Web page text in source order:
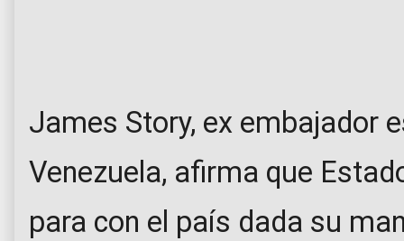
James Story, ex embajador
Venezuela, afirma que
para con el país dada su